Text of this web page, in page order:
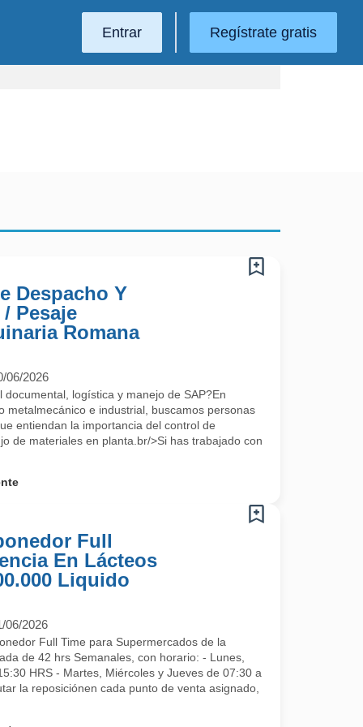
Entrar Regístrate gratis
Despacho Y
Pesaje
Romana
06/2026
logística y manejo de SAP?En
metalmecánico e industrial, buscamos personas
entiendan la importancia del control de
de materiales en planta.br/>Si has trabajado con
Full
En Lácteos
Liquido
06/2026
Full Time para Supermercados de la
de 42 hrs Semanales, con horario: - Lunes,
HRS - Martes, Miércoles y Jueves de 07:30 a
la reposiciónen cada punto de venta asignado,